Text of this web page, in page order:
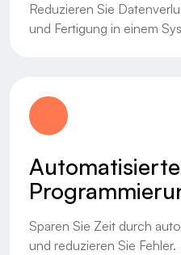
Reduzieren Sie
und Fertigung in einem
Sparen Sie Zeit durch
und reduzieren Sie Fehler.